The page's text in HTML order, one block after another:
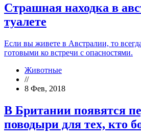
Страшная находка в
туалете
Если вы живете в Австралии, то
готовыми ко встречи с опасностями.
Животные
//
8 Фев, 2018
В Британии появятся
поводыри для тех, кто